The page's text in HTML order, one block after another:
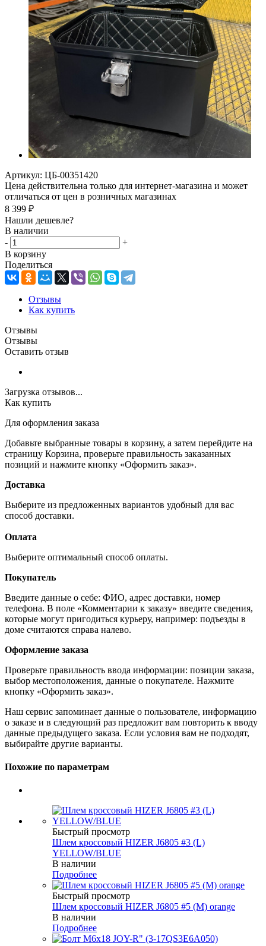
Артикул: ЦБ-00351420
Цена действительна только для интернет-магазина и может
отличаться от цен в розничных магазинах
8 399 ₽
Нашли дешевле?
В наличии
-
+
В корзину
Поделиться
Отзывы
Как купить
Отзывы
Отзывы
Оставить отзыв
Загрузка отзывов...
Как купить
Для оформления заказа
Добавьте выбранные товары в корзину, а затем перейдите на
страницу Корзина, проверьте правильность заказанных
позиций и нажмите кнопку «Оформить заказ».
Доставка
Выберите из предложенных вариантов удобный для вас
способ доставки.
Оплата
Выберите оптимальный способ оплаты.
Покупатель
Введите данные о себе: ФИО, адрес доставки, номер
телефона. В поле «Комментарии к заказу» введите сведения,
которые могут пригодиться курьеру, например: подъезды в
доме считаются справа налево.
Оформление заказа
Проверьте правильность ввода информации: позиции заказа,
выбор местоположения, данные о покупателе. Нажмите
кнопку «Оформить заказ».
Наш сервис запоминает данные о пользователе, информацию
о заказе и в следующий раз предложит вам повторить к вводу
данные предыдущего заказа. Если условия вам не подходят,
выбирайте другие варианты.
Похожие по параметрам
Быстрый просмотр
Шлем кроссовый HIZER J6805 #3 (L)
YELLOW/BLUE
В наличии
Подробнее
Быстрый просмотр
Шлем кроссовый HIZER J6805 #5 (M) orange
В наличии
Подробнее